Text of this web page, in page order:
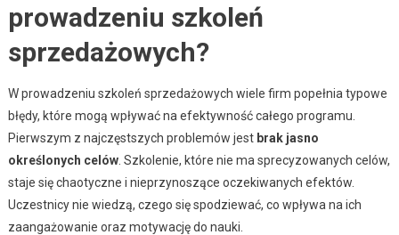
prowadzeniu szkoleń
sprzedażowych?
W prowadzeniu szkoleń sprzedażowych wiele firm popełnia typowe
błędy, które mogą wpływać na efektywność całego programu.
Pierwszym z najczęstszych problemów jest brak jasno
określonych celów. Szkolenie, które nie ma sprecyzowanych celów,
staje się chaotyczne i nieprzynoszące oczekiwanych efektów.
Uczestnicy nie wiedzą, czego się spodziewać, co wpływa na ich
zaangażowanie oraz motywację do nauki.